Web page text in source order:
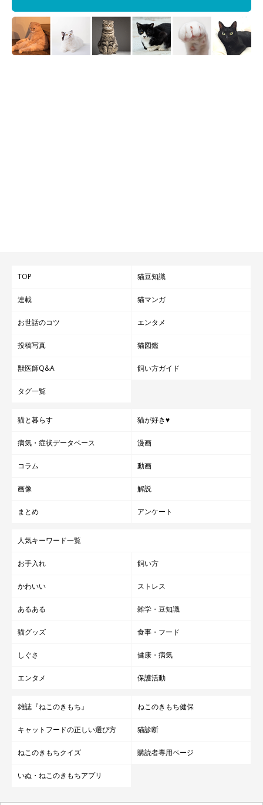
TOP 猫豆知識
連載 猫マンガ
お世話のコツ エンタメ
投稿写真 猫図鑑
獣医師Q&A 飼い方ガイド
タグ一覧
猫と暮らす 猫が好き♥
病気・症状データベース 漫画
コラム 動画
画像 解説
まとめ アンケート
人気キーワード一覧
お手入れ 飼い方
かわいい ストレス
あるある 雑学・豆知識
猫グッズ 食事・フード
しぐさ 健康・病気
エンタメ 保護活動
雑誌『ねこのきもち』 ねこのきもち健保
キャットフードの正しい選び方 猫診断
ねこのきもちクイズ 購読者専用ページ
いぬ・ねこのきもちアプリ